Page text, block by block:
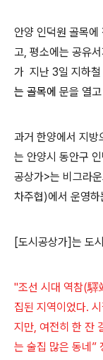
안양 인덕원 골목에
고, 평소에는 공유
가 지난 3일 지하철
는 골목에 문을 열
과거 한양에서 지방
는 안양시 동안구
공상가>는 비그라
차주협)에서 운영
[도시공상가]는 도
"조선 시대 역참(驛
집된 지역이었다.
지만, 여전히 한 잔
는 술집 많은 동네”